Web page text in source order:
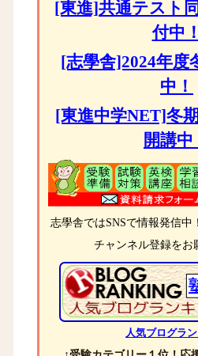
[東進]共通テスト
付中！
[志學舎]2024年度
中！
[東進中学NET]冬
開講中
志學舎ではSNSで情報発信中
チャンネル登録をお
人気ブログラ